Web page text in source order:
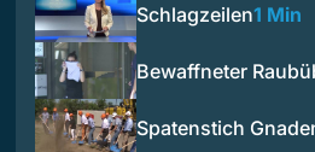
Schlagzeilen1 Min
Bewaffneter
Spatenstich